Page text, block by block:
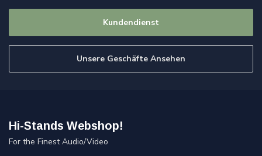
Kundendienst
Unsere Geschäfte Ansehen
Hi-Stands Webshop!
For the Finest Audio/Video